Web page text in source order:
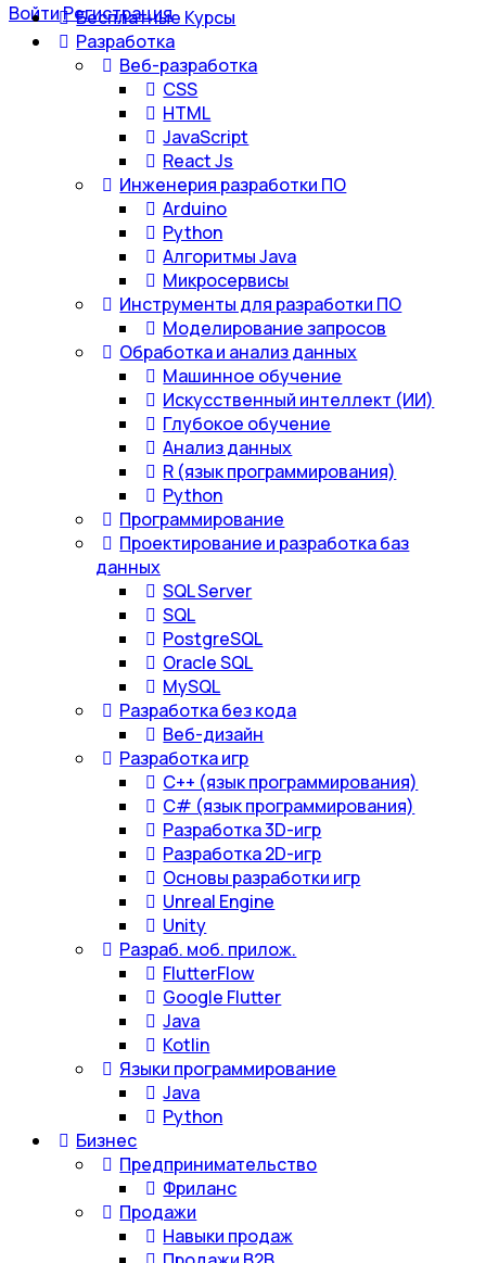
ВойтиРегистрация
Бесплатные Курсы
Разработка
Веб-разработка
CSS
HTML
JavaScript
React Js
Инженерия разработки ПО
Arduino
Python
Алгоритмы Java
Микросервисы
Инструменты для разработки ПО
Моделирование запросов
Обработка и анализ данных
Машинное обучение
Искусственный интеллект (ИИ)
Глубокое обучение
Анализ данных
R (язык программирования)
Python
Программирование
Проектирование и разработка баз
данных
SQL Server
SQL
PostgreSQL
Oracle SQL
MySQL
Разработка без кода
Веб-дизайн
Разработка игр
С++ (язык программирования)
С# (язык программирования)
Разработка 3D-игр
Разработка 2D-игр
Основы разработки игр
Unreal Engine
Unity
Разраб. моб. прилож.
FlutterFlow
Google Flutter
Java
Kotlin
Языки программирование
Java
Python
Бизнес
Предпринимательство
Фриланс
Продажи
Навыки продаж